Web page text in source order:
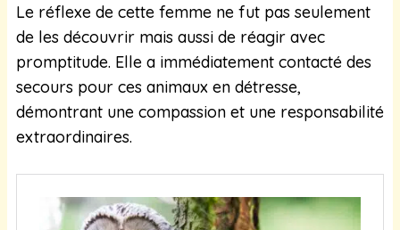
Le réflexe de cette femme ne fut pas seulement
de les découvrir mais aussi de réagir avec
promptitude. Elle a immédiatement contacté des
secours pour ces animaux en détresse,
démontrant une compassion et une responsabilité
extraordinaires.